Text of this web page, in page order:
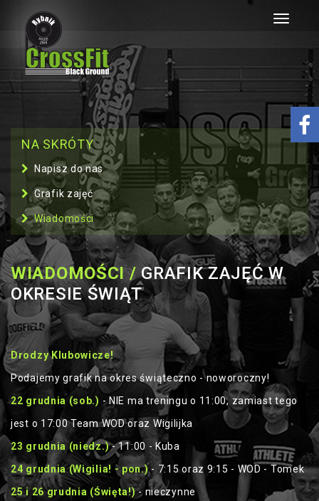
Toggle
NA SKRÓTY
Napisz do nas
Grafik zajęć
Wiadomości
WIADOMOŚCI /GRAFIK ZAJĘĆ W
OKRESIE ŚWIĄT
Drodzy Klubowicze!
Podajemy grafik na okres świąteczno - noworoczny!
22 grudnia (sob.) - NIE ma treningu o 11:00, zamiast tego
jest o 17:00 Team WOD oraz Wigilijka
23 grudnia (niedz.)- 11:00 - Kuba
24 grudnia (Wigilia! - pon.) - 7:15 oraz 9:15 - WOD - Tomek
25 i 26 grudnia (Święta!)- nieczynne